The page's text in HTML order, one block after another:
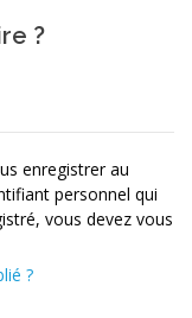
?
enregistrer au
personnel qui
vous devez vous
?